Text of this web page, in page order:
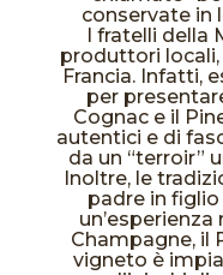
conservate in
I fratelli della
produttori
Francia. Infatti,
per
Cognac e il
autentici e di
da un “terroir”
Inoltre, le
padre in
un’esperienza
Champagne, il
vigneto è